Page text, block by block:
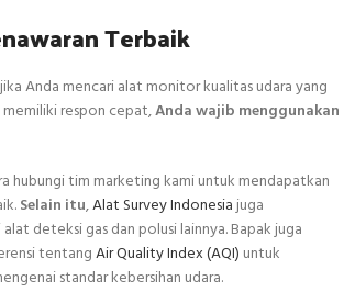
Terbaik
Anda mencari alat monitor kualitas udara yang
respon cepat,Anda wajib menggunakan
hubungi tim marketing kami untuk mendapatkan
Selain itu,Alat Survey Indonesiajuga
deteksi gas dan polusi lainnya. Bapak juga
tentangAir Quality Index (AQI) untuk
standar kebersihan udara.